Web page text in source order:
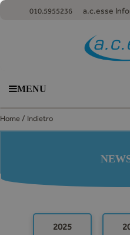
010.5955236 a.c.esse
MENU
Home / Indietro
2025